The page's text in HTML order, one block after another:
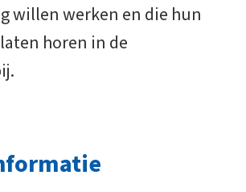
willen werken en die hun
horen in de